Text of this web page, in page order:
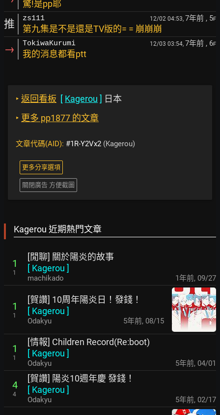
驚!是pp耶
推 zs111 12/02 04:53, 7年前 , 5F
第九集是不是還是TV版的= = 崩崩崩
→ TokiwaKurumi 12/03 03:54, 7年前 , 6F
我的消息都看ptt
‣ 返回看板 [ Kagerou ] 日本
‣ 更多 pp1877 的文章
文章代碼(AID): #1R-Y2Vx2 (Kagerou)
更多分享選項
關閉廣告 方便截圖
Kagerou 近期熱門文章
1
1
[閒聊] 關於陽炎的故事
[ Kagerou ]
machikado 1年前, 09/27
1
1
[賀讚] 10周年陽炎日！發錢！
[ Kagerou ]
Odakyu 5年前, 08/15
1
1
[情報] Children Record(Re:boot)
[ Kagerou ]
Odakyu 5年前, 04/01
4
4
[賀讚] 陽炎10週年慶 發錢！
[ Kagerou ]
Odakyu 5年前, 02/17